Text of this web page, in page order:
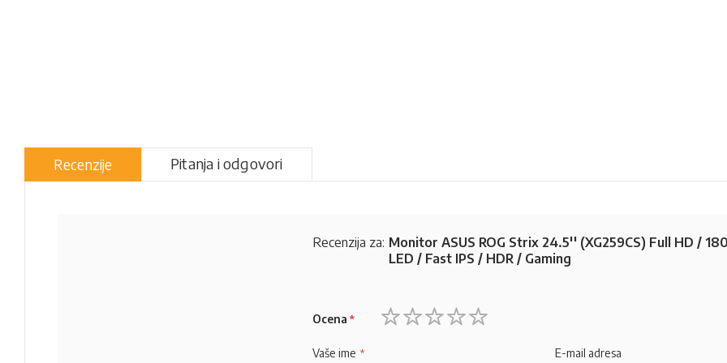
Recenzije Pitanja i odgovori
Recenzija za: Monitor ASUS ROG Strix 24.5'' (XG259CS) Full HD /
LED / Fast IPS / HDR / Gaming
Ocena
Vaše ime E-mail adresa